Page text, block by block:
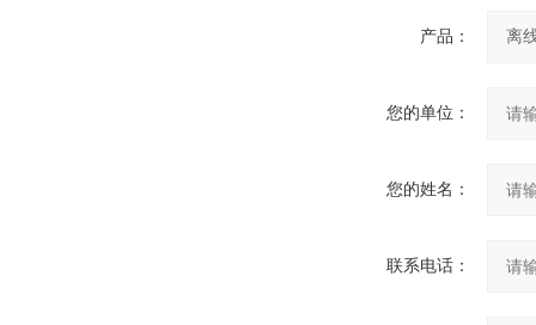
产品：
您的单位：
您的姓名：
联系电话：